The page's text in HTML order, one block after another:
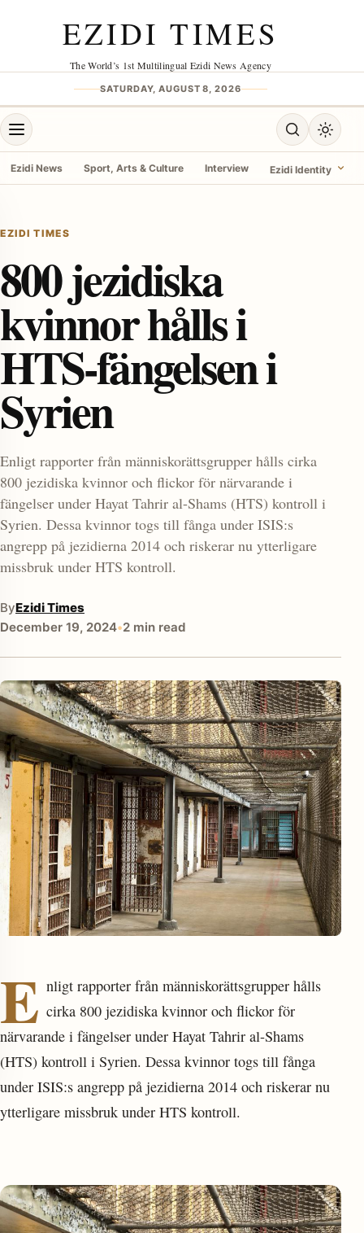
EZIDI TIMES
The World’s 1st Multilingual Ezidi News Agency
SATURDAY, AUGUST 8, 2026
Open menu Open search
Toggle
Ezidi News Sport, Arts & Culture Interview Ezidi Identity
EZIDI TIMES
800 jezidiska
kvinnor hålls i
HTS-fängelsen i
Syrien
Enligt rapporter från människorättsgrupper hålls cirka
800 jezidiska kvinnor och flickor för närvarande i
fängelser under Hayat Tahrir al-Shams (HTS) kontroll i
Syrien. Dessa kvinnor togs till fånga under ISIS:s
angrepp på jezidierna 2014 och riskerar nu ytterligare
missbruk under HTS kontroll.
ByEzidi Times
December 19, 2024•2 min read
E nligt rapporter från människorättsgrupper hålls
cirka 800 jezidiska kvinnor och flickor för
närvarande i fängelser under Hayat Tahrir al-Shams
(HTS) kontroll i Syrien. Dessa kvinnor togs till fånga
under ISIS:s angrepp på jezidierna 2014 och riskerar nu
ytterligare missbruk under HTS kontroll.